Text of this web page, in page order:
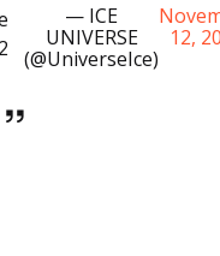
— ICE
UNIVERSE
(@UniverseIce)
12,